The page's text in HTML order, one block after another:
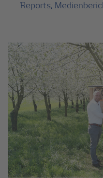
Reports,